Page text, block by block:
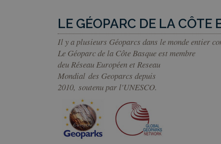
LE GÉOPARC DE LA CÔTE
Il y a plusieurs Géoparcs dans le monde entier
Le Géoparc de la Côte Basque est membre
deu Réseau Européen et Reseau
Mondial des Geoparcs depuis
2010, soutenu par l'UNESCO.